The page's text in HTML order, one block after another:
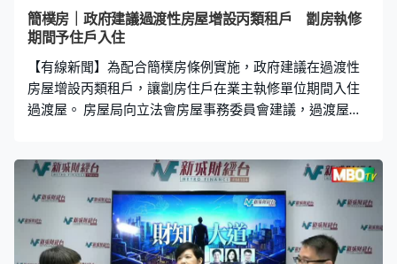
金，並提供搬遷津貼。劏房住戶康女士：「新的租金我們
不能控制，所以在搬遷的瓶頸階段希望政府提供一個援
望政府能原區安置受影響劏房戶，減少搬遷對
簡樸房｜政府建議過渡性房屋增設丙類租戶 劏房執修
期間予住戶入住
【有線新聞】為配合簡樸房條例實施，政府建議在過渡性
房屋增設丙類租戶，讓劏房住戶在業主執修單位期間入住
過渡屋。 房屋局向立法會房屋事務委員會建議，過渡屋新
社工推薦信等，證明在劏房住滿6個月以上。九龍西（民建
聯）鄭泳舜：「有些人劏房租管從來不保障他的，他甚麼
（證明）都沒有，局方又會用甚麼準則社工認證、水電費
單，可不可以寬鬆方法處理這件事？」 房屋局副局長戴尚
誠：「我們的原意是去減低、防止濫用情況出現，我們並